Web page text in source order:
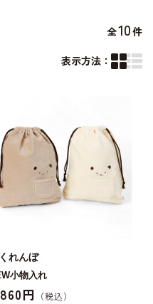
全10件
表示方法：
れんぼ
小物入れ
円